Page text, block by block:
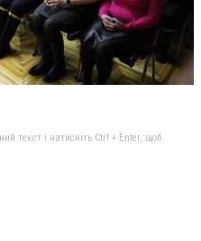
текст і натисніть Ctrl + Enter, щоб